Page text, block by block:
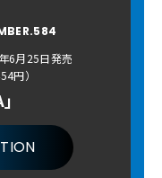
6月25日発売
円）